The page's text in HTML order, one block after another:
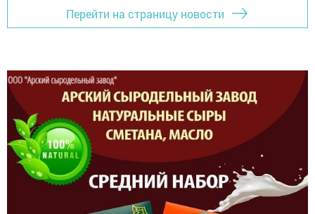
Перейти на страницу новости